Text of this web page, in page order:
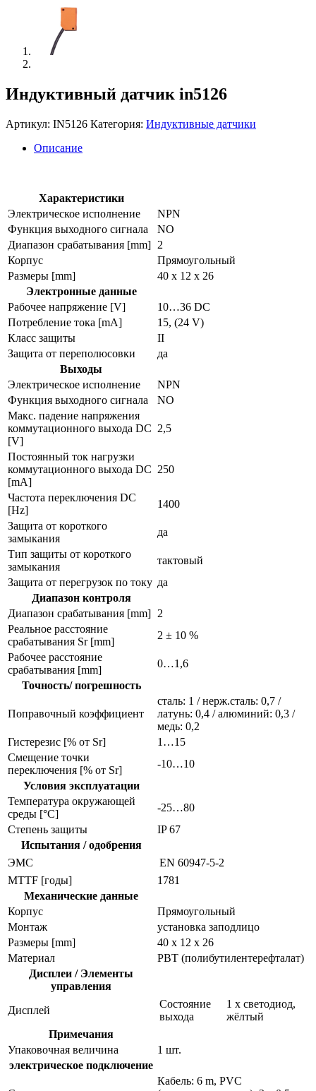
Индуктивный датчик in5126
Артикул: IN5126 Категория: Индуктивные датчики
Описание
Характеристики
Электрическое исполнение
NPN
Функция выходного сигнала
NO
Диапазон срабатывания [mm] 2
Корпус
Прямоугольный
Размеры [mm]
40 x 12 x 26
Электронные данные
Рабочее напряжение [V]
10…36 DC
Потребление тока [mA]
15, (24 V)
Класс защиты
II
Защита от переполюсовки
да
Выходы
Электрическое исполнение
NPN
Функция выходного сигнала
NO
Макс. падение напряжения
коммутационного выхода DC
[V]
2,5
Постоянный ток нагрузки
коммутационного выхода DC
[mA]
250
Частота переключения DC
[Hz]
1400
Защита от короткого
замыкания
да
Тип защиты от короткого
замыкания
тактовый
Защита от перегрузок по току да
Диапазон контроля
Диапазон срабатывания [mm] 2
Реальное расстояние
срабатывания Sr [mm]
2 ± 10 %
Рабочее расстояние
срабатывания [mm]
0…1,6
Точность/ погрешность
Поправочный коэффициент
сталь: 1 / нерж.сталь: 0,7 /
латунь: 0,4 / алюминий: 0,3 /
медь: 0,2
Гистерезис [% от Sr]
1…15
Смещение точки
переключения [% от Sr]
-10…10
Условия эксплуатации
Температура окружающей
среды [°C]
-25…80
Степень защиты
IP 67
Испытания / одобрения
ЭMC
EN 60947-5-2
MTTF [годы]
1781
Механические данные
Корпус
Прямоугольный
Монтаж
установка заподлицо
Размеры [mm]
40 x 12 x 26
Материал
PBT (полибутилентерефталат)
Дисплеи / Элементы
управления
Дисплей
Состояние
выхода
1 x светодиод,
жёлтый
Примечания
Упаковочная величина
1 шт.
электрическое подключение
Кабель: 6 m, PVC